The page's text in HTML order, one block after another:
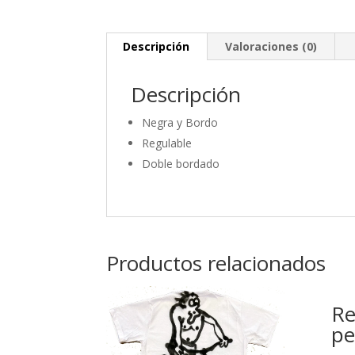
Descripción Valoraciones (0)
Descripción
Negra y Bordo
Regulable
Doble bordado
Productos relacionados